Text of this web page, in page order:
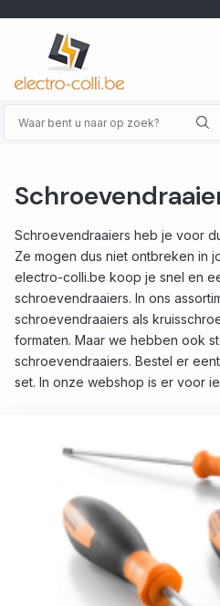
Schroevendraaiers heb je voor
Ze mogen dus niet ontbreken in
electro-colli.be koop je snel en
schroevendraaiers. In ons
schroevendraaiers als
formaten. Maar we hebben ook
schroevendraaiers. Bestel er
set. In onze webshop is er voor